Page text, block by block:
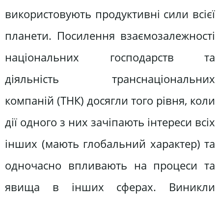
використовують продуктивні сили всієї
планети. Посилення взаємозалежності
національних господарств та
діяльність транснаціональних
компаній (ТНК) досягли того рівня, коли
дії одного з них зачіпають інтереси всіх
інших (мають глобальний характер) та
одночасно впливають на процеси та
явища в інших сферах. Виникли